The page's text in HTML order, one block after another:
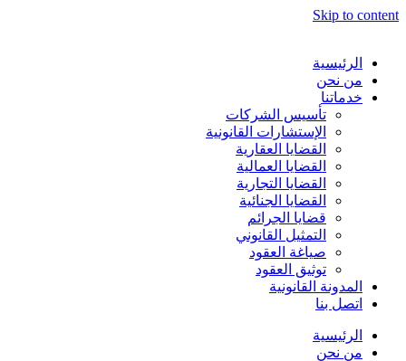
Skip to content
الرئيسية
من نحن
خدماتنا
تأسيس الشركات
الإستشارات القانونية
القضايا العقارية
القضايا العمالية
القضايا التجارية
القضايا الجنائية
قضايا الجرائم
التمثيل القانوني
صياغة العقود
توثيق العقود
المدونة القانونية
اتصل بنا
الرئيسية
من نحن